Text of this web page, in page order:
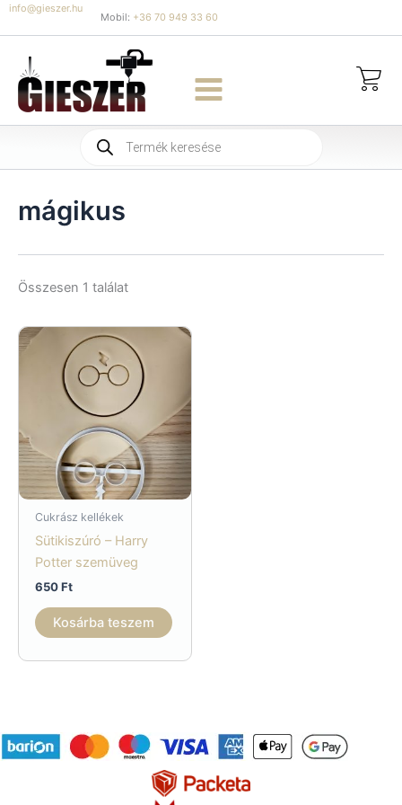
Skip
to
content
info@gieszer.hu
Mobil: +36 70 949 33 60
Products
search
mágikus
Összesen 1 találat
Cukrász kellékek
Sütikiszúró – Harry
Potter szemüveg
650Ft
Kosárba teszem